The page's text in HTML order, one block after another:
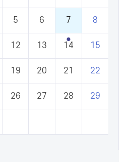
5 6 7 8
12 13 14 15
19 20 21 22
26 27 28 29